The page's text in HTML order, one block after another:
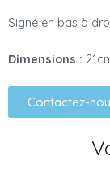
Signé en bas à
Dimensions :
Contactez-